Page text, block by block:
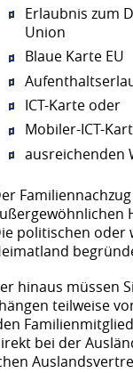
Erlaubnis zum
Union
Blaue Karte EU
ICT-Karte oder
Mobiler-ICT-
ausreichenden
politischen oder
hinaus müssen
teilweise
bei der